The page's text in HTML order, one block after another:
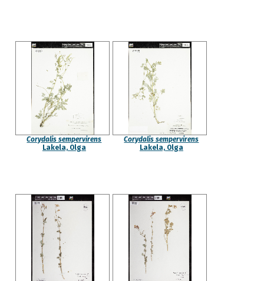
Corydalis sempervirens
Lakela, Olga
Corydalis sempervirens
Lakela, Olga